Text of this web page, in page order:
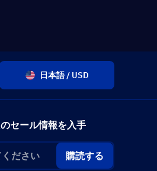
日本語 / USD
セール情報を入手
購読する